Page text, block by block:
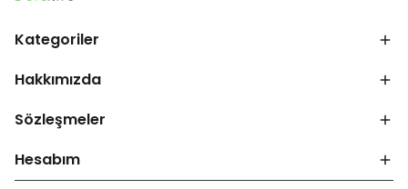
Kategoriler
Hakkımızda
Sözleşmeler
Hesabım